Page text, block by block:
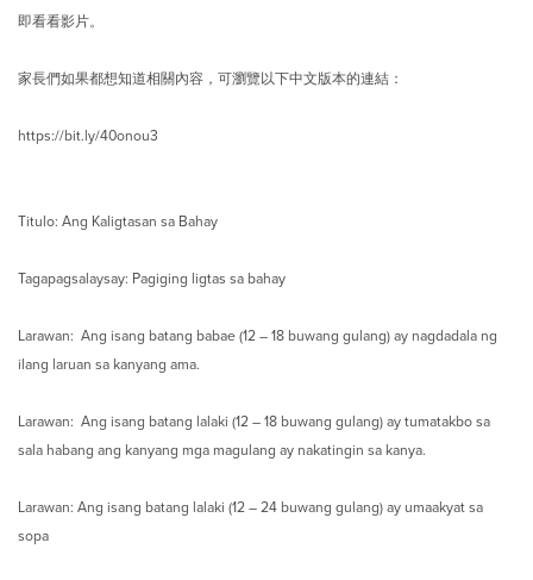
即看看影片。
家長們如果都想知道相關內容，可瀏覽以下中文版本的連結：
https://bit.ly/40onou3
Titulo: Ang Kaligtasan sa Bahay
Tagapagsalaysay: Pagiging ligtas sa bahay
Larawan: Ang isang batang babae (12 – 18 buwang gulang) ay nagdadala ng
ilang laruan sa kanyang ama.
Larawan: Ang isang batang lalaki (12 – 18 buwang gulang) ay tumatakbo sa
sala habang ang kanyang mga magulang ay nakatingin sa kanya.
Larawan: Ang isang batang lalaki (12 – 24 buwang gulang) ay umaakyat sa
sopa